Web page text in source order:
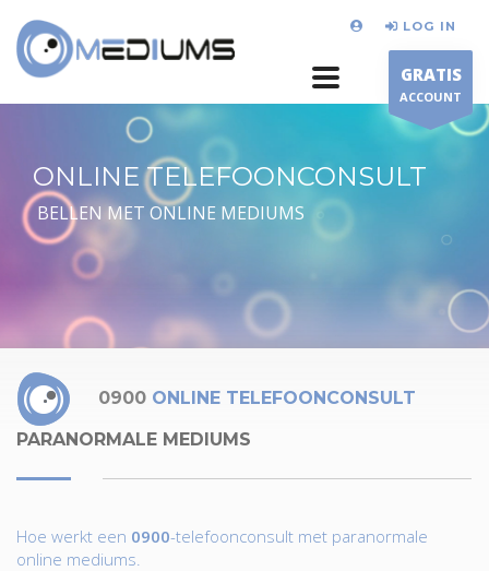
LOG IN
GRATIS
ACCOUNT
ONLINE TELEFOONCONSULT
BELLEN MET ONLINE MEDIUMS
0900 ONLINE TELEFOONCONSULT
PARANORMALE MEDIUMS
Hoe werkt een 0900-telefoonconsult met paranormale
online mediums.